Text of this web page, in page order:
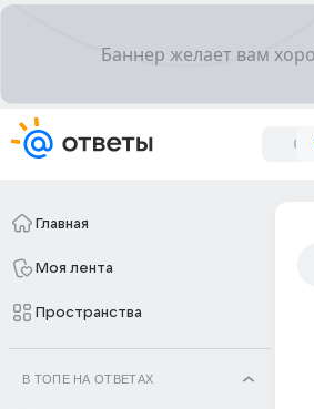
Главная
Моя лента
Пространства
В ТОПЕ НА ОТВЕТАХ